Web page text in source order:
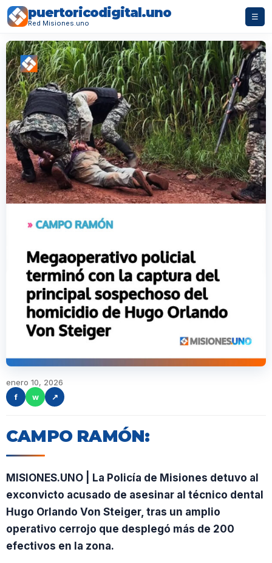
puertoricodigital.uno
Red Misiones.uno
☰
enero 10, 2026
f
w ↗
CAMPO RAMÓN:
MISIONES.UNO | La Policía de Misiones detuvo al
exconvicto acusado de asesinar al técnico dental
Hugo Orlando Von Steiger, tras un amplio
operativo cerrojo que desplegó más de 200
efectivos en la zona.